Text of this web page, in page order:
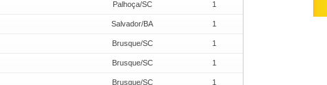
Palhoça/SC 1
Salvador/BA 1
Brusque/SC 1
Brusque/SC 1
Brusque/SC 1